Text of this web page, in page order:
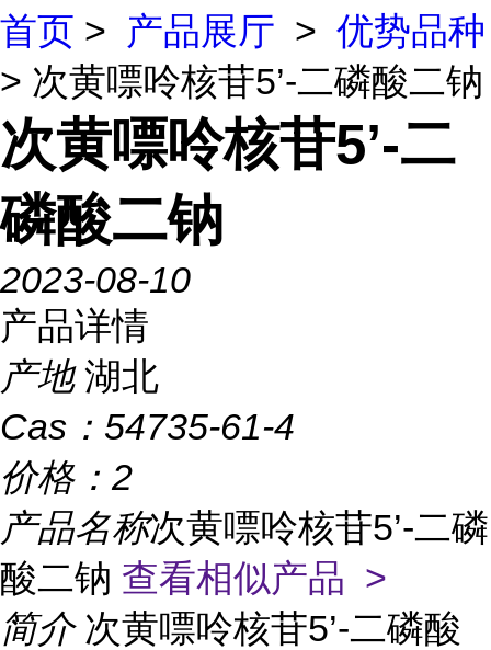
首页 > 产品展厅 > 优势品种
> 次黄嘌呤核苷5’-二磷酸二钠
次黄嘌呤核苷5’-二
磷酸二钠
2023-08-10
产品详情
产地 湖北
Cas： 54735-61-4
价格： 2
产品名称次黄嘌呤核苷5’-二磷
酸二钠 查看相似产品 >
简介 次黄嘌呤核苷5’-二磷酸